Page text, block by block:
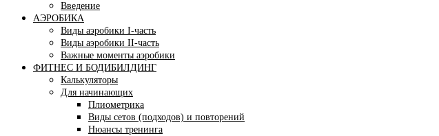
Введение
АЭРОБИКА
Виды аэробики І-часть
Виды аэробики ІІ-часть
Важные моменты аэробики
ФИТНЕС И БОДИБИЛДИНГ
Калькуляторы
Для начинающих
Плиометрика
Виды сетов (подходов) и повторений
Нюансы тренинга